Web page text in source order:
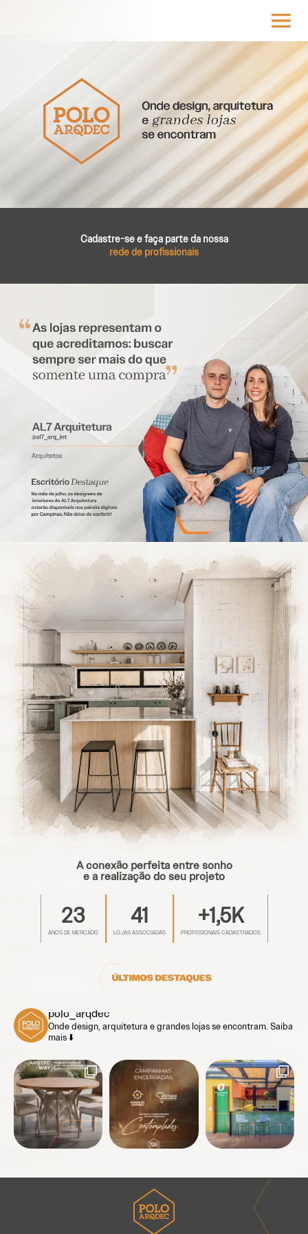
Cadastre-se e faça parte da nossa
rede de profissionais
A conexão perfeita entre sonho
e a realização do seu projeto
23
ANOS DE MERCADO
41
LOJAS ASSOCIADAS
+1,5K
PROFISSIONAIS CADASTRADOS
polo_arqdec
Onde design, arquitetura e grandes lojas se encontram.Saiba
mais ⬇️